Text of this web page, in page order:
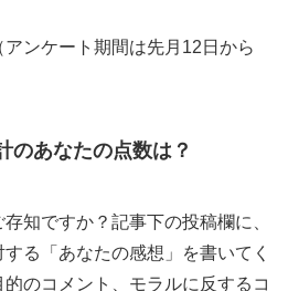
ンケート期間は先月12日から
のあなたの点数は？
知ですか？記事下の投稿欄に、
る「あなたの感想」を書いてく
のコメント、モラルに反するコ